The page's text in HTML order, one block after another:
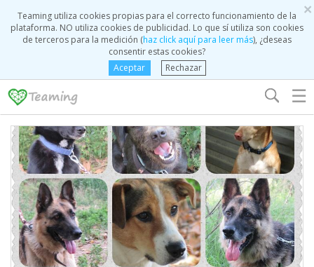
×
Teaming utiliza cookies propias para el correcto funcionamiento de la
plataforma. NO utiliza cookies de publicidad. Lo que sí utiliza son cookies
de terceros para la medición (haz click aquí para leer más), ¿deseas
consentir estas cookies?
Aceptar
Rechazar
☰